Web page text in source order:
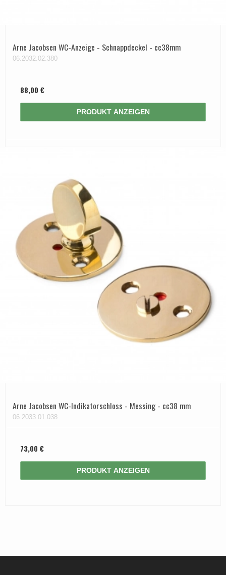
Arne Jacobsen WC-Anzeige - Schnappdeckel - cc38mm
06.2032.02.380
88,00 €
PRODUKT ANZEIGEN
Arne Jacobsen WC-Indikatorschloss - Messing - cc38 mm
06.2033.01.038
73,00 €
PRODUKT ANZEIGEN